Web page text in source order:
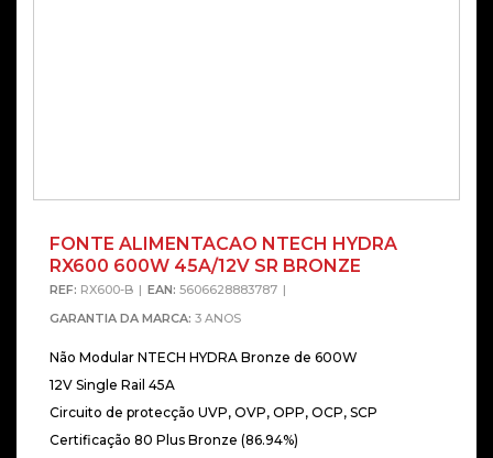
FONTE ALIMENTACAO NTECH HYDRA
RX600 600W 45A/12V SR BRONZE
REF: RX600-B EAN: 5606628883787
GARANTIA DA MARCA: 3 ANOS
Não Modular NTECH HYDRA Bronze de 600W
12V Single Rail 45A
Circuito de protecção UVP, OVP, OPP, OCP, SCP
Certificação 80 Plus Bronze (86.94%)